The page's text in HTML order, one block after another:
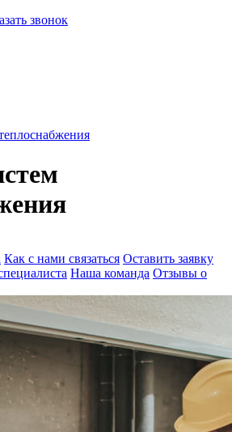
звонок
Как с нами связаться Оставить заявку
Наша команда Отзывы о